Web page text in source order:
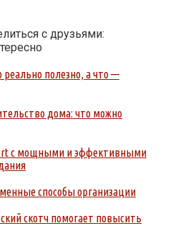
с друзьями:
полезно, а что —
дома: что можно
с мощными и эффективными
способы организации
скотч помогает повысить